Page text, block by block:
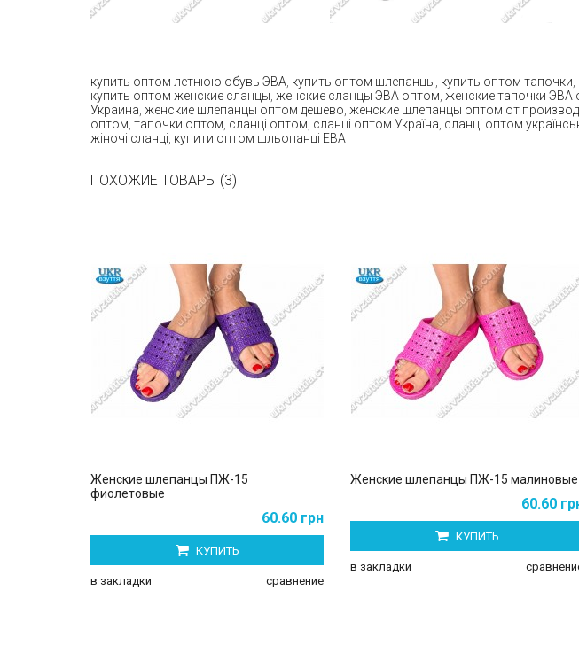
купить оптом летнюю обувь ЭВА купить оптом шлепанцы купить оптом тапочки
купить оптом женские сланцы женские сланцы ЭВА оптом женские тапочки ЭВА
Украина женские шлепанцы оптом дешево женские шлепанцы оптом от
оптом тапочки оптом сланці оптом сланці оптом Україна сланці оптом
жіночі сланці купити оптом шльопанці ЕВА
ПОХОЖИЕ ТОВАРЫ (3)
Женские шлепанцы ПЖ-15
фиолетовые
60.60 грн
КУПИТЬ
в закладки сравнение
Женские шлепанцы ПЖ-15 малиновые
60.60
КУПИТЬ
в закладки